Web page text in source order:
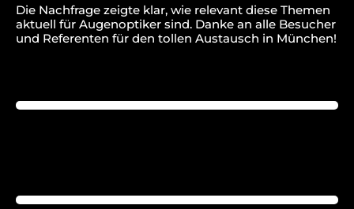
Die Nachfrage zeigte klar, wie relevant diese Themen
aktuell für Augenoptiker sind. Danke an alle Besucher
und Referenten für den tollen Austausch in München!